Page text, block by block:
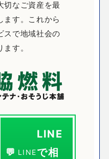
切なご資産を最
ます。これから
スで地域社会の
す。
💬 LINE
LINE
で相